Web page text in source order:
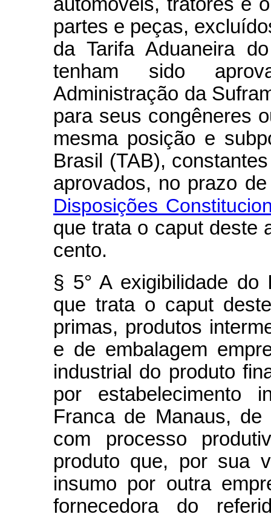
partes e peças,
da Tarifa Aduaneira
tenham sido
Administração da
para seus congêneres
mesma posição e
Brasil (TAB),
aprovados, no prazo
Disposições
que trata o caput deste
cento.
§ 5° A exigibilidade do
que trata o caput
primas, produtos
e de embalagem
industrial do produto
por estabelecimento
Franca de Manaus,
com processo
produto que, por sua
insumo por outra
fornecedora do